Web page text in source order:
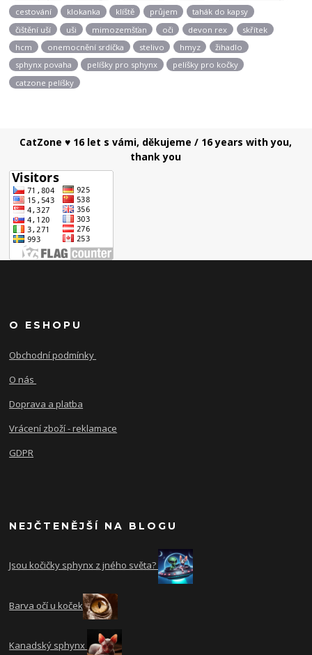
cestování
klokanka klíště průjem
tahák do kapsy
čištění uší
uši mimozemšťan oči devon rex
skřítek
hcm
onemocnění srdíčka stelivo hmyz
žihadlo
sphynx povaha
pelíšky pro sphynx
pelíšky pro kočky
catzone pelíšky
CatZone ♥ 16 let s vámi, děkujeme / 16 years with you,
thank you
O ESHOPU
Obchodní podmínky
O nás
Doprava a platba
Vrácení zboží - reklamace
GDPR
NEJČTENĚJŠÍ NA BLOGU
Jsou kočičky sphynx z jného světa?
Barva očí u koček
Kanadský sphynx